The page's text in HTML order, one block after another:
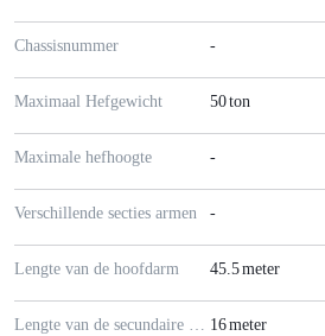
Chassisnummer -
Maximaal Hefgewicht 50ton
Maximale hefhoogte -
Verschillende secties armen -
Lengte van de hoofdarm 45.5meter
Lengte van de secundaire arm 16meter